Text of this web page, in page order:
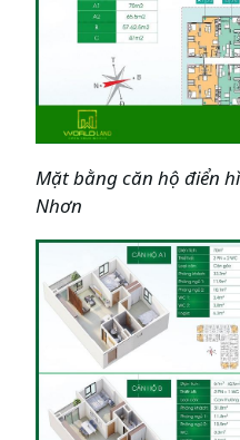
Mặt bằng căn hộ điển
Nhơn